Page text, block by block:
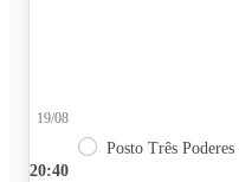
20:40
19/08
Posto Três